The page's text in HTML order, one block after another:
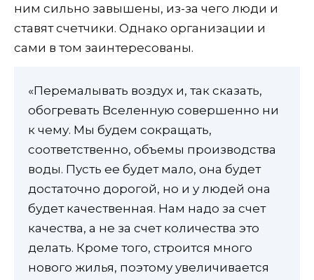
ним сильно завышены, из-за чего люди и
ставят счетчики. Однако организации и
сами в том заинтересованы.
«Перемалывать воздух и, так сказать,
обогревать Вселенную совершенно ни
к чему. Мы будем сокращать,
соответственно, объемы производства
воды. Пусть ее будет мало, она будет
достаточно дорогой, но и у людей она
будет качественная. Нам надо за счет
качества, а не за счет количества это
делать. Кроме того, строится много
нового жилья, поэтому увеличивается